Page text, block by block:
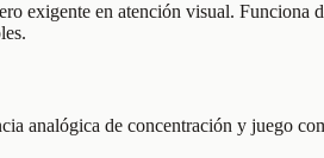
exigente en atención visual. Funciona
analógica de concentración y juego